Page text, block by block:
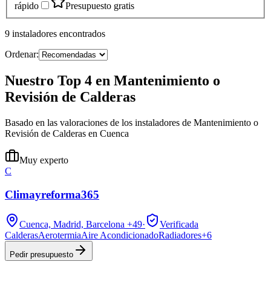
rápido
Presupuesto gratis
9 instaladores encontrados
Ordenar:
Nuestro Top 4 en Mantenimiento o
Revisión de Calderas
Basado en las valoraciones de los instaladores de Mantenimiento o
Revisión de Calderas en Cuenca
Muy experto
C
Climayreforma365
Cuenca, Madrid, Barcelona +49·
Verificada
CalderasAerotermiaAire AcondicionadoRadiadores+6
Pedir presupuesto